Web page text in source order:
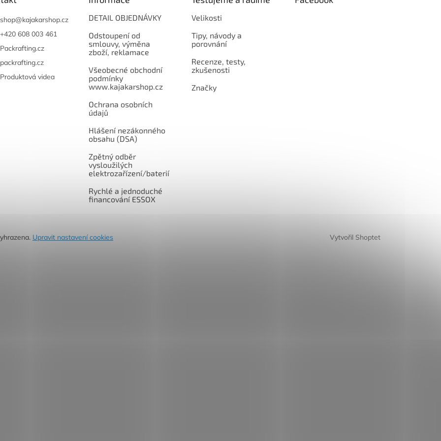
shop@kajakarshop.cz
+420 608 003 461
Packrafting.cz
packrafting.cz
Produktová videa
DETAIL OBJEDNÁVKY
Odstoupení od
smlouvy, výměna
zboží, reklamace
Všeobecné obchodní
podmínky
www.kajakarshop.cz
Ochrana osobních
údajů
Hlášení nezákonného
obsahu (DSA)
Zpětný odběr
vysloužilých
elektrozařízení/baterií
Rychlé a jednoduché
financování ESSOX
Velikosti
Tipy, návody a
porovnání
Recenze, testy,
zkušenosti
Značky
Vytvořil Shoptet
Upravit nastavení cookies